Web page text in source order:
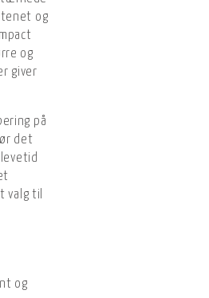
og
og
giver
på
det
valg til
og